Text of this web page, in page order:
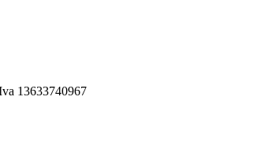
13633740967